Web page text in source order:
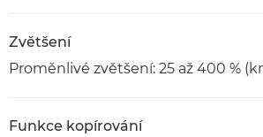
Zvětšení
Proměnlivé zvětšení: 25 až 400 %
Funkce kopírování